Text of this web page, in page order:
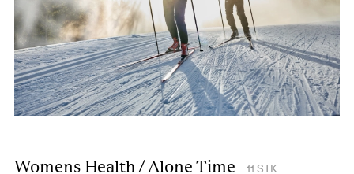
Womens Health / Alone Time 11 STK